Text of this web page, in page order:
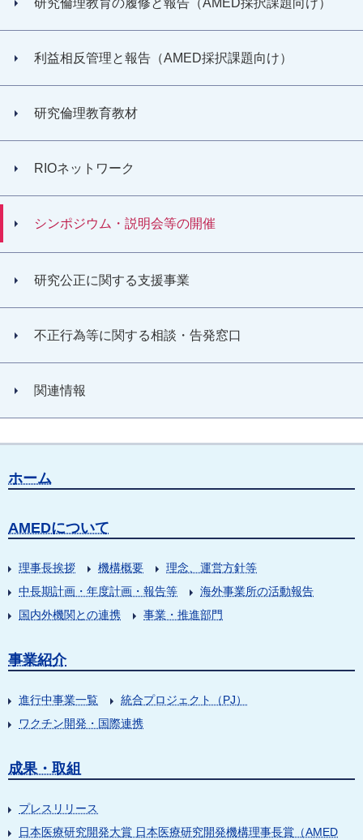
研究倫理教育の履修と報告（AMED採択課題向け）
利益相反管理と報告（AMED採択課題向け）
研究倫理教育教材
RIOネットワーク
シンポジウム・説明会等の開催
研究公正に関する支援事業
不正行為等に関する相談・告発窓口
関連情報
ホーム
AMEDについて
理事長挨拶 機構概要
理念、運営方針等
中長期計画・年度計画・報告等
海外事業所の活動報告
国内外機関との連携
事業・推進部門
事業紹介
進行中事業一覧
統合プロジェクト（PJ）
ワクチン開発・国際連携
成果・取組
プレスリリース
日本医療研究開発大賞 日本医療研究開発機構理事長賞（AMED